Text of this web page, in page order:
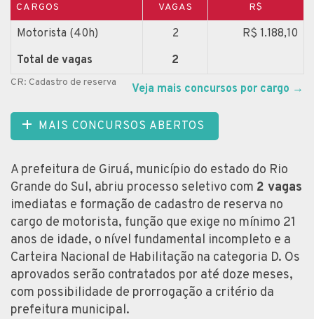
CARGOS VAGAS R$
Motorista (40h) 2
R$ 1.188,10
Total de vagas
2
CR: Cadastro de reserva Veja mais concursos por cargo →
MAIS CONCURSOS ABERTOS
A prefeitura de Giruá, município do estado do Rio
Grande do Sul, abriu processo seletivo com 2 vagas
imediatas e formação de cadastro de reserva no
cargo de motorista, função que exige no mínimo 21
anos de idade, o nível fundamental incompleto e a
Carteira Nacional de Habilitação na categoria D. Os
aprovados serão contratados por até doze meses,
com possibilidade de prorrogação a critério da
prefeitura municipal.